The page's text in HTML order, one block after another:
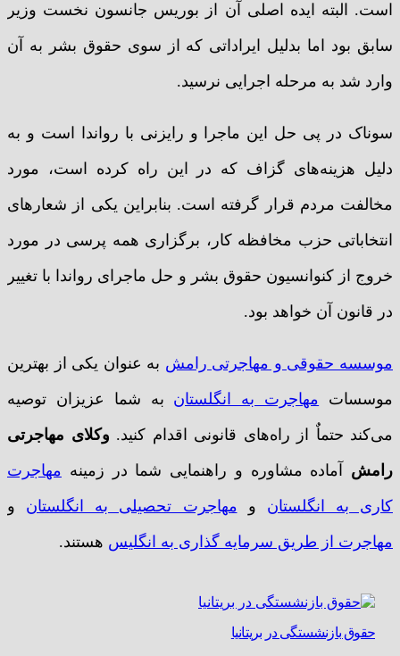
است. البته ایده اصلی آن از بوریس جانسون نخست وزیر
سابق بود اما بدلیل ایراداتی که از سوی حقوق بشر به آن
وارد شد به مرحله اجرایی نرسید.
سوناک در پی حل این ماجرا و رایزنی با رواندا است و به
دلیل هزینه‌های گزاف که در این راه کرده است، مورد
مخالفت مردم قرار گرفته است. بنابراین یکی از شعارهای
انتخاباتی حزب مخافظه کار، برگزاری همه پرسی در مورد
خروج از کنوانسیون حقوق بشر و حل ماجرای رواندا با تغییر
در قانون آن خواهد بود.
موسسه حقوقی و مهاجرتی رامش به عنوان یکی از بهترین
موسسات مهاجرت به انگلستان به شما عزیزان توصیه
می‌کند حتماٌ از راه‌های قانونی اقدام کنید. وکلای مهاجرتی
رامش آماده مشاوره و راهنمایی شما در زمینه مهاجرت
کاری به انگلستان و مهاجرت تحصیلی به انگلستان و
مهاجرت از طریق سرمایه گذاری به انگلیس هستند.
حقوق بازنشستگی در بریتانیا